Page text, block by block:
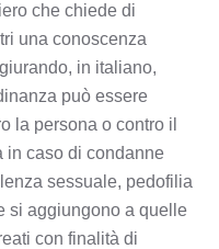
che chiede di
una conoscenza
in italiano,
può essere
la persona o contro il
in caso di condanne
sessuale, pedofilia
si aggiungono a quelle
con finalità di